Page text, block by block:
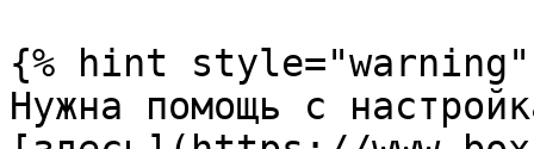
{% hint style="warning"
Нужна помощь с